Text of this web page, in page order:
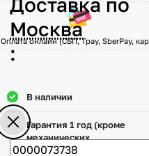
Москва
:
Оплата онлайн (СБП, Tpay, SberPay,
В наличии
Гарантия 1 год (кроме
механических
повреждений)